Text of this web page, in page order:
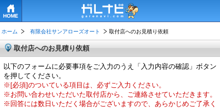
ホーム 有限会社サンアローズオート 取付店へのお見積り依頼
取付店へのお見積り依頼
以下のフォームに必要事項をご入力のうえ「入力内容の確認」ボタン
を押してください。
※[必須]のついている項目は、必ずご入力ください。
※お問い合わせいただいた取付店から、ご連絡させていただきます。
※回答には数日いただく場合がございますので、あらかじめご了承く